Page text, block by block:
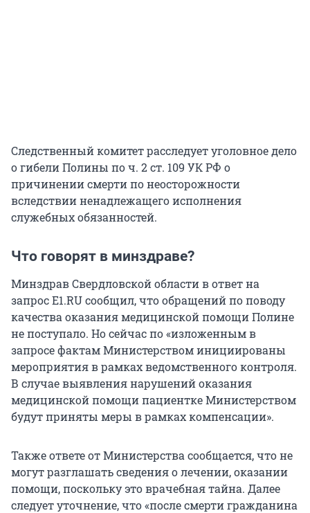
Следственный комитет расследует уголовное дело
о гибели Полины по ч. 2 ст. 109 УК РФ о
причинении смерти по неосторожности
вследствии ненадлежащего исполнения
служебных обязанностей.
Что говорят в минздраве?
Минздрав Свердловской области в ответ на
запрос Е1.RU сообщил, что обращений по поводу
качества оказания медицинской помощи Полине
не поступало. Но сейчас по «изложенным в
запросе фактам Министерством инициированы
мероприятия в рамках ведомственного контроля.
В случае выявления нарушений оказания
медицинской помощи пациентке Министерством
будут приняты меры в рамках компенсации».
Также ответе от Министерства сообщается, что не
могут разглашать сведения о лечении, оказании
помощи, поскольку это врачебная тайна. Далее
следует уточнение, что «после смерти гражданина